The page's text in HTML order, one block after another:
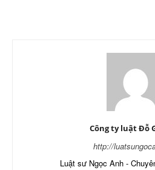
Công ty luật Đỗ
http://
Luật sư Ngọc Anh -